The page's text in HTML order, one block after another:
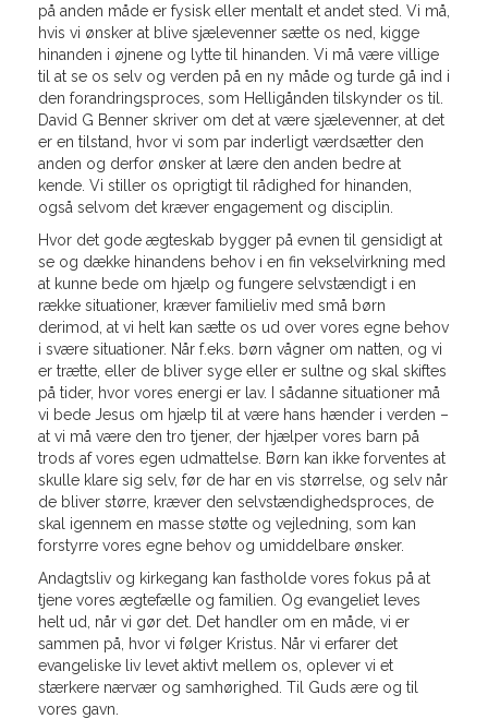
på anden måde er fysisk eller mentalt et andet sted. Vi må,
hvis vi ønsker at blive sjælevenner sætte os ned, kigge
hinanden i øjnene og lytte til hinanden. Vi må være villige
til at se os selv og verden på en ny måde og turde gå ind i
den forandringsproces, som Helligånden tilskynder os til.
David G Benner skriver om det at være sjælevenner, at det
er en tilstand, hvor vi som par inderligt værdsætter den
anden og derfor ønsker at lære den anden bedre at
kende. Vi stiller os oprigtigt til rådighed for hinanden,
også selvom det kræver engagement og disciplin.
Hvor det gode ægteskab bygger på evnen til gensidigt at
se og dække hinandens behov i en fin vekselvirkning med
at kunne bede om hjælp og fungere selvstændigt i en
række situationer, kræver familieliv med små børn
derimod, at vi helt kan sætte os ud over vores egne behov
i svære situationer. Når f.eks. børn vågner om natten, og vi
er trætte, eller de bliver syge eller er sultne og skal skiftes
på tider, hvor vores energi er lav. I sådanne situationer må
vi bede Jesus om hjælp til at være hans hænder i verden –
at vi må være den tro tjener, der hjælper vores barn på
trods af vores egen udmattelse. Børn kan ikke forventes at
skulle klare sig selv, før de har en vis størrelse, og selv når
de bliver større, kræver den selvstændighedsproces, de
skal igennem en masse støtte og vejledning, som kan
forstyrre vores egne behov og umiddelbare ønsker.
Andagtsliv og kirkegang kan fastholde vores fokus på at
tjene vores ægtefælle og familien. Og evangeliet leves
helt ud, når vi gør det. Det handler om en måde, vi er
sammen på, hvor vi følger Kristus. Når vi erfarer det
evangeliske liv levet aktivt mellem os, oplever vi et
stærkere nærvær og samhørighed. Til Guds ære og til
vores gavn.